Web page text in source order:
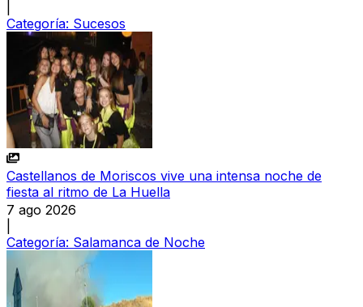
Categoría: Sucesos
Castellanos de Moriscos vive una intensa noche de
fiesta al ritmo de La Huella
7 ago 2026
Categoría: Salamanca de Noche